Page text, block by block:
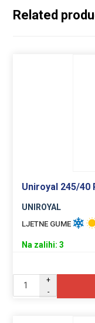
Related
Uniroyal 245/40
UNIROYAL
LJETNE GUME
Na zalihi: 3
+
-